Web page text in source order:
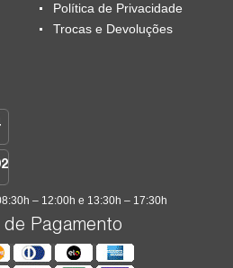
Política de Privacidade
Trocas e Devoluções
– 12:00h e 13:30h – 17:30h
de Pagamento